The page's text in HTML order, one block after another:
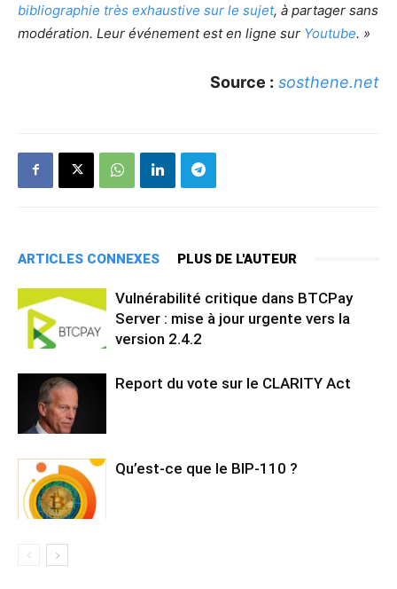
bibliographie très exhaustive sur le sujet, à partager sans
modération. Leur événement est en ligne sur Youtube. »
Source : sosthene.net
ARTICLES CONNEXES PLUS DE L'AUTEUR
Vulnérabilité critique dans BTCPay
Server : mise à jour urgente vers la
version 2.4.2
Report du vote sur le CLARITY Act
Qu’est-ce que le BIP-110 ?